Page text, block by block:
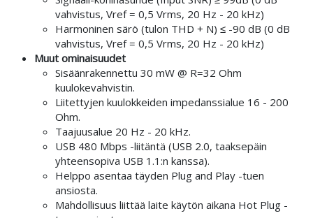
vahvistus, Vref = 0,5 Vrms, 20 Hz - 20 kHz)
Harmoninen särö (tulon THD + N) ≤ -90 dB (0 dB
vahvistus, Vref = 0,5 Vrms, 20 Hz - 20 kHz)
Muut ominaisuudet
Sisäänrakennettu 30 mW @ R=32 Ohm
kuulokevahvistin.
Liitettyjen kuulokkeiden impedanssialue 16 - 200
Ohm.
Taajuusalue 20 Hz - 20 kHz.
USB 480 Mbps -liitäntä (USB 2.0, taaksepäin
yhteensopiva USB 1.1:n kanssa).
Helppo asentaa täyden Plug and Play -tuen
ansiosta.
Mahdollisuus liittää laite käytön aikana Hot Plug -